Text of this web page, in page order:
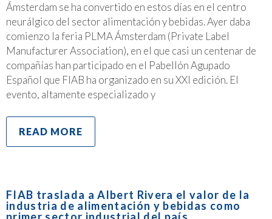
Ámsterdam se ha convertido en estos días en el centro
neurálgico del sector alimentación y bebidas. Ayer daba
comienzo la feria PLMA Ámsterdam (Private Label
Manufacturer Association), en el que casi un centenar de
compañías han participado en el Pabellón Agupado
Español que FIAB ha organizado en su XXI edición. El
evento, altamente especializado y
READ MORE
FIAB traslada a Albert Rivera el valor de la
industria de alimentación y bebidas como